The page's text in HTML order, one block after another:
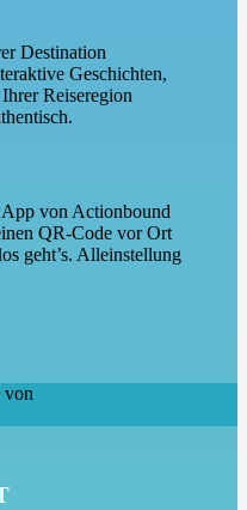
Destination
Geschichten,
Reiseregion
von Actionbound
QR-Code vor Ort
geht’s. Alleinstellung